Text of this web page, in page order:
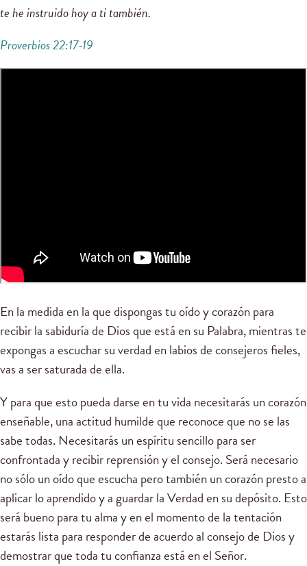
te he instruido hoy a ti también.
Proverbios 22:17-19
En la medida en la que dispongas tu oído y corazón para
recibir la sabiduría de Dios que está en su Palabra, mientras te
expongas a escuchar su verdad en labios de consejeros fieles,
vas a ser saturada de ella.
Y para que esto pueda darse en tu vida necesitarás un corazón
enseñable, una actitud humilde que reconoce que no se las
sabe todas. Necesitarás un espíritu sencillo para ser
confrontada y recibir reprensión y el consejo. Será necesario
no sólo un oído que escucha pero también un corazón presto a
aplicar lo aprendido y a guardar la Verdad en su depósito. Esto
será bueno para tu alma y en el momento de la tentación
estarás lista para responder de acuerdo al consejo de Dios y
demostrar que toda tu confianza está en el Señor.